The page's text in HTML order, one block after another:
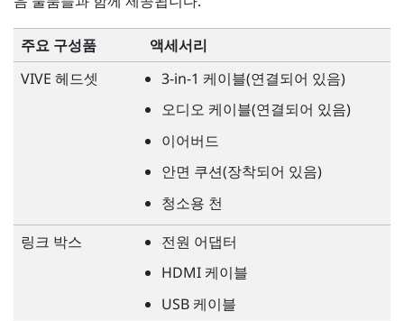
주요 구성품
액세서리
VIVE 헤드셋
3-in-1 케이블(연결되어 있음)
오디오 케이블(연결되어 있음)
이어버드
안면 쿠션(장착되어 있음)
청소용 천
링크 박스
전원 어댑터
HDMI 케이블
USB 케이블